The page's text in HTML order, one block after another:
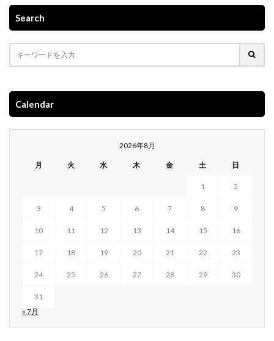
Search
Calendar
2026年8月
月 火 水 木 金 土 日
1 2
3 4 5 6 7 8 9
10 11 12 13 14 15 16
17 18 19 20 21 22 23
24 25 26 27 28 29 30
31
« 7月